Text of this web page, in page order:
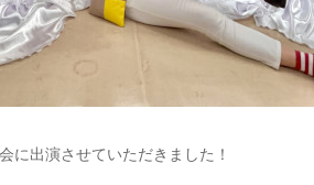
に出演させていただきました！